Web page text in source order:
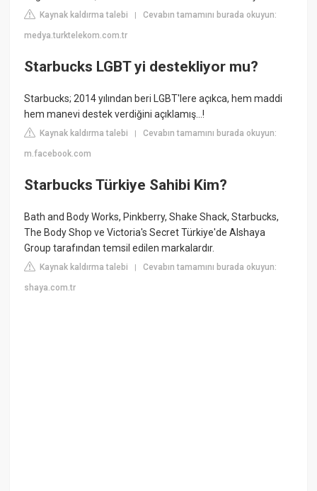
Kaynak kaldırma talebi |Cevabın tamamını burada okuyun:
medya.turktelekom.com.tr
Starbucks LGBT yi destekliyor mu?
Starbucks; 2014 yılından beri LGBT'lere açıkca, hem maddi
hem manevi destek verdiğini açıklamış...!
Kaynak kaldırma talebi |Cevabın tamamını burada okuyun:
m.facebook.com
Starbucks Türkiye Sahibi Kim?
Bath and Body Works, Pinkberry, Shake Shack, Starbucks,
The Body Shop ve Victoria's Secret Türkiye'de Alshaya
Group tarafından temsil edilen markalardır.
Kaynak kaldırma talebi |Cevabın tamamını burada okuyun:
shaya.com.tr